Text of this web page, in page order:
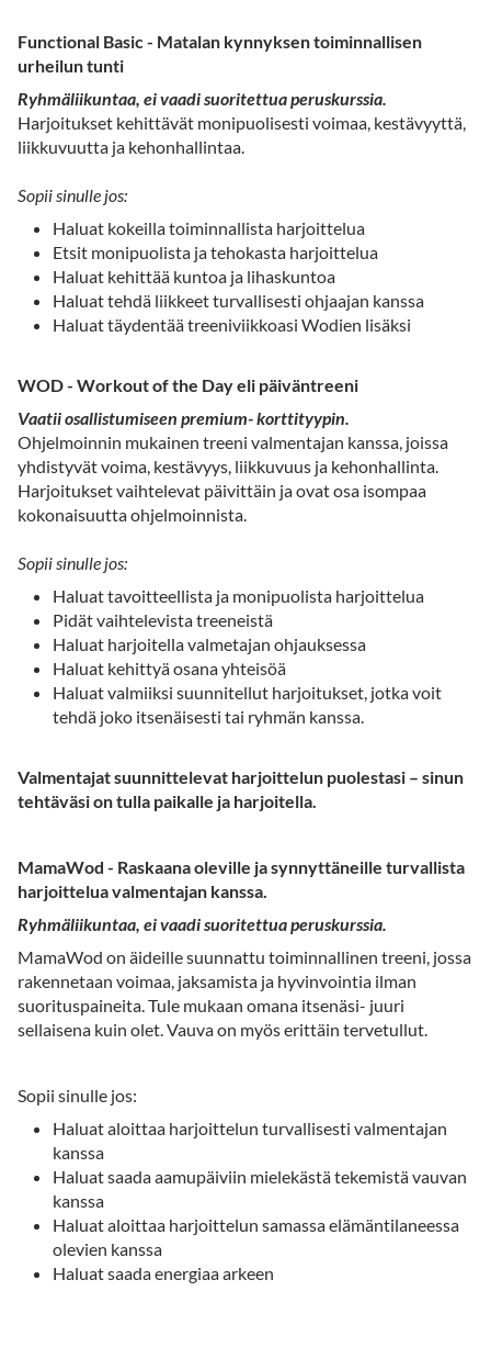
Functional Basic - Matalan kynnyksen toiminnallisen
urheilun tunti
Ryhmäliikuntaa, ei vaadi suoritettua peruskurssia.
Harjoitukset kehittävät monipuolisesti voimaa, kestävyyttä,
liikkuvuutta ja kehonhallintaa.
Sopii sinulle jos:
Haluat kokeilla toiminnallista harjoittelua
Etsit monipuolista ja tehokasta harjoittelua
Haluat kehittää kuntoa ja lihaskuntoa
Haluat tehdä liikkeet turvallisesti ohjaajan kanssa
Haluat täydentää treeniviikkoasi Wodien lisäksi
WOD - Workout of the Day eli päiväntreeni
Vaatii osallistumiseen premium- korttityypin.
Ohjelmoinnin mukainen treeni valmentajan kanssa, joissa
yhdistyvät voima, kestävyys, liikkuvuus ja kehonhallinta.
Harjoitukset vaihtelevat päivittäin ja ovat osa isompaa
kokonaisuutta ohjelmoinnista.
Sopii sinulle jos:
Haluat tavoitteellista ja monipuolista harjoittelua
Pidät vaihtelevista treeneistä
Haluat harjoitella valmetajan ohjauksessa
Haluat kehittyä osana yhteisöä
Haluat valmiiksi suunnitellut harjoitukset, jotka voit
tehdä joko itsenäisesti tai ryhmän kanssa.
Valmentajat suunnittelevat harjoittelun puolestasi – sinun
tehtäväsi on tulla paikalle ja harjoitella.
MamaWod - Raskaana oleville ja synnyttäneille turvallista
harjoittelua valmentajan kanssa.
Ryhmäliikuntaa, ei vaadi suoritettua peruskurssia.
MamaWod on äideille suunnattu toiminnallinen treeni, jossa
rakennetaan voimaa, jaksamista ja hyvinvointia ilman
suorituspaineita. Tule mukaan omana itsenäsi- juuri
sellaisena kuin olet. Vauva on myös erittäin tervetullut.
Sopii sinulle jos:
Haluat aloittaa harjoittelun turvallisesti valmentajan
kanssa
Haluat saada aamupäiviin mielekästä tekemistä vauvan
kanssa
Haluat aloittaa harjoittelun samassa elämäntilaneessa
olevien kanssa
Haluat saada energiaa arkeen